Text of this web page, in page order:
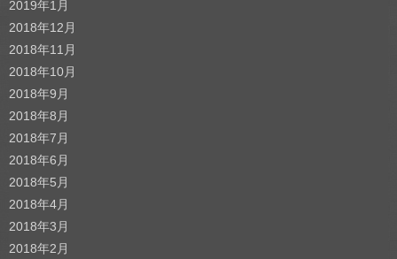
2019年1月
2018年12月
2018年11月
2018年10月
2018年9月
2018年8月
2018年7月
2018年6月
2018年5月
2018年4月
2018年3月
2018年2月